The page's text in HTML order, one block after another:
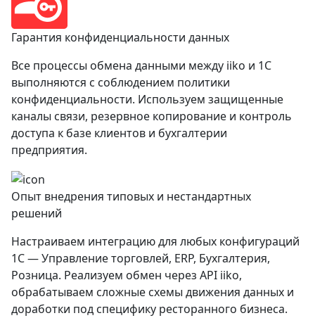
Гарантия конфиденциальности данных
Все процессы обмена данными между iiko и 1С
выполняются с соблюдением политики
конфиденциальности. Используем защищенные
каналы связи, резервное копирование и контроль
доступа к базе клиентов и бухгалтерии
предприятия.
Опыт внедрения типовых и нестандартных
решений
Настраиваем интеграцию для любых конфигураций
1С — Управление торговлей, ERP, Бухгалтерия,
Розница. Реализуем обмен через API iiko,
обрабатываем сложные схемы движения данных и
доработки под специфику ресторанного бизнеса.